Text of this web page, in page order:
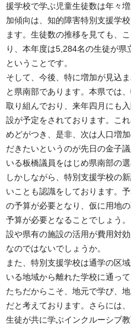
援学校で学ぶ児童生徒数は年々
加傾向は、知的障害特別支援学
ます。生徒数の推移を見ても、
り、本年度は5,284名の生徒が
ということです。
そして、今後、特に増加が見込
と県南部であります。本県では
取り組んでおり、来年四月にも
設が予定をされております。こ
めどがつき、是非、次は人口増
だきたいというのが先日の金子
いる板橋議員をはじめ県南部の
しかしながら、特別支援学校の
いことも認識をしております。
の予算が必要となり、仮に用地
予算が必要となることでしょう
設や県有の施設の活用が費用対
なのではないでしょうか。
また、特別支援学校は通学の区
いる地域から離れた学校に通っ
たちだからこそ、地元で学び、
だと考えております。さらには
生徒が共に学ぶインクルーシブ